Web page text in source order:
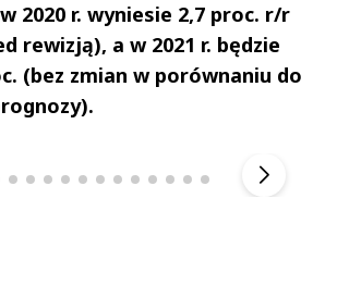
2020 r. wyniesie 2,7 proc. r/r
rewizją), a w 2021 r. będzie
(bez zmian w porównaniu do